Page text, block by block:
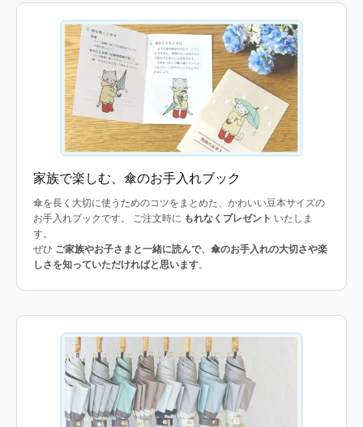
家族で楽しむ、傘のお手入れブック
傘を長く大切に使うためのコツをまとめた、かわいい豆本サイズの
お手入れブックです。 ご注文時に もれなくプレゼント いたしま
す。
ぜひ ご家族やお子さまと一緒に読んで、傘のお手入れの大切さや楽
しさを知っていただければと思います。